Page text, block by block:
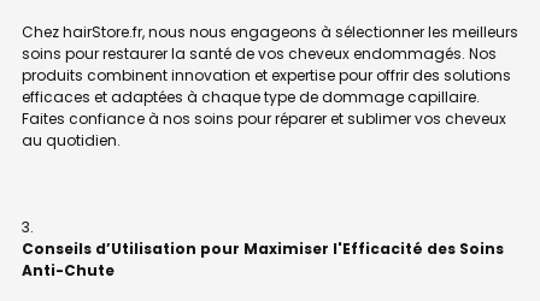
Chez hairStore.fr, nous nous engageons à sélectionner les meilleurs
soins pour restaurer la santé de vos cheveux endommagés. Nos
produits combinent innovation et expertise pour offrir des solutions
efficaces et adaptées à chaque type de dommage capillaire.
Faites confiance à nos soins pour réparer et sublimer vos cheveux
au quotidien.
Conseils d’Utilisation pour Maximiser l'Efficacité des Soins
Anti-Chute